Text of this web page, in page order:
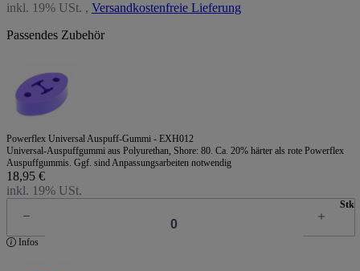
inkl. 19% USt. , Versandkostenfreie Lieferung
Passendes Zubehör
Powerflex Universal Auspuff-Gummi - EXH012
Universal-Auspuffgummi aus Polyurethan, Shore: 80. Ca. 20% härter als rote Powerflex
Auspuffgummis. Ggf. sind Anpassungsarbeiten notwendig
18,95 €
inkl. 19% USt.
Stk
Infos